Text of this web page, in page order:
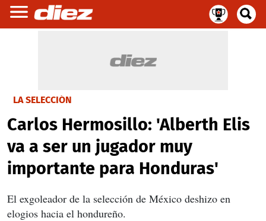
LA SELECCIÓN
Carlos Hermosillo: 'Alberth Elis
va a ser un jugador muy
importante para Honduras'
El exgoleador de la selección de México deshizo en
elogios hacia el hondureño.